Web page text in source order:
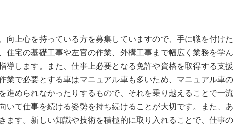
上心を持っている方を募集していますので、手に職を付け
住宅の基礎工事や左官の作業、外構工事まで幅広く業務を学
導します。また、仕事上必要となる免許や資格を取得する支
で必要とする車はマニュアル車も多いため、マニュアル車
められなかったりするもので、それを乗り越えることで一
いて仕事を続ける姿勢を持ち続けることが大切です。また、
す。新しい知識や技術を積極的に取り入れることで、仕事の